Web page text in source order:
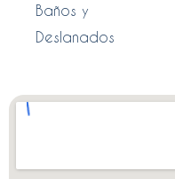
Baños y
Deslanados